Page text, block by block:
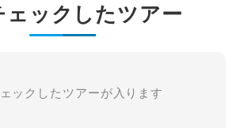
ェックしたツアー
ックしたツアーが入ります